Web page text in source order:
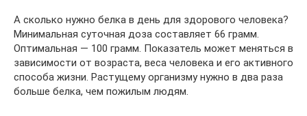
А сколько нужно белка в день для здорового человека?
Минимальная суточная доза составляет 66 грамм.
Оптимальная — 100 грамм. Показатель может меняться в
зависимости от возраста, веса человека и его активного
способа жизни. Растущему организму нужно в два раза
больше белка, чем пожилым людям.